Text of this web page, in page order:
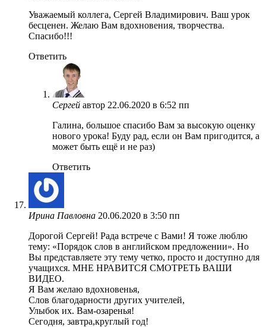
Уважаемый коллега, Сергей Владимирович. Ваш урок
бесценен. Желаю Вам вдохновения, творчества.
Спасибо!!!
Ответить
Сергей автор 22.06.2020 в 6:52 пп
Галина, большое спасибо Вам за высокую оценку
нового урока! Буду рад, если он Вам пригодится, а
может быть ещё и не раз)
Ответить
Ирина Павловна 20.06.2020 в 3:50 пп
Дорогой Сергей! Рада встрече с Вами! Я тоже люблю
тему: «Порядок слов в английском предложении». Но
Вы представляете эту тему четко, просто и доступно для
учащихся. МНЕ НРАВИТСЯ СМОТРЕТЬ ВАШИ
ВИДЕО.
Я Вам желаю вдохновенья,
Слов благодарности других учителей,
Улыбок их. Вам-озаренья!
Сегодня, завтра,круглый год!